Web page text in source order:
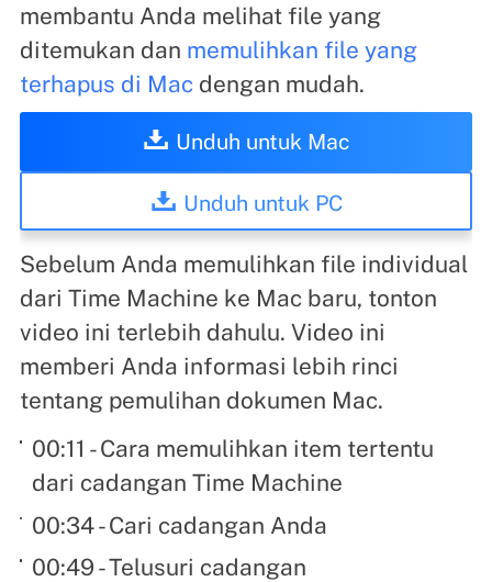
membantu Anda melihat file yang
ditemukan dan memulihkan file yang
terhapus di Macdengan mudah.
Unduh untuk Mac
Unduh untuk PC
Sebelum Anda memulihkan file individual
dari Time Machine ke Mac baru, tonton
video ini terlebih dahulu. Video ini
memberi Anda informasi lebih rinci
tentang pemulihan dokumen Mac.
00:11 - Cara memulihkan item tertentu
dari cadangan Time Machine
00:34 - Cari cadangan Anda
00:49 - Telusuri cadangan